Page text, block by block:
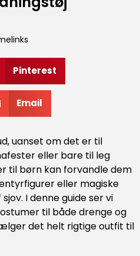
Pinterest
Email
uanset om det er til
eller bare til leg
til børn kan forvandle dem
eller magiske
I denne guide ser vi
til både drenge og
det helt rigtige outfit til